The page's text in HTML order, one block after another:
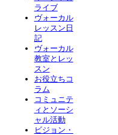
ライブ
ヴォーカル
レッスン日
記
ヴォーカル
教室とレッ
スン
お役立ちコ
ラム
コミュニテ
ィとソーシ
ャル活動
ビジョン・